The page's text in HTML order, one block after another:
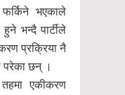
भएकाले
भन्दै पार्टीले
प्रक्रिया नै
छन् ।
एकीकरण